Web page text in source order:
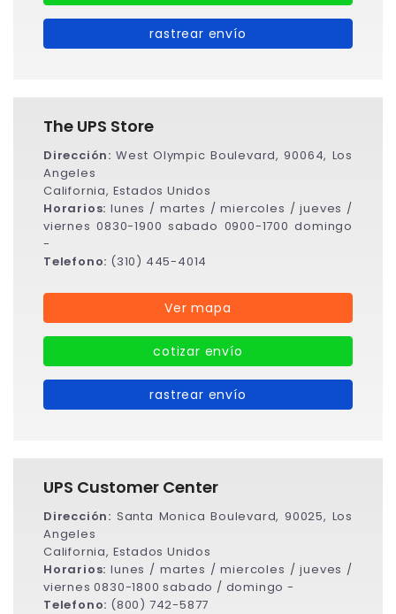
rastrear envío
The UPS Store
Dirección:West Olympic Boulevard, 90064, Los
Angeles
California, Estados Unidos
Horarios:lunes / martes / miercoles / jueves /
viernes 0830-1900 sabado 0900-1700 domingo
-
Telefono: (310) 445-4014
Ver mapa
cotizar envío
rastrear envío
UPS Customer Center
Dirección: Santa Monica Boulevard, 90025, Los
Angeles
California, Estados Unidos
Horarios:lunes / martes / miercoles / jueves /
viernes 0830-1800 sabado / domingo -
Telefono: (800) 742-5877